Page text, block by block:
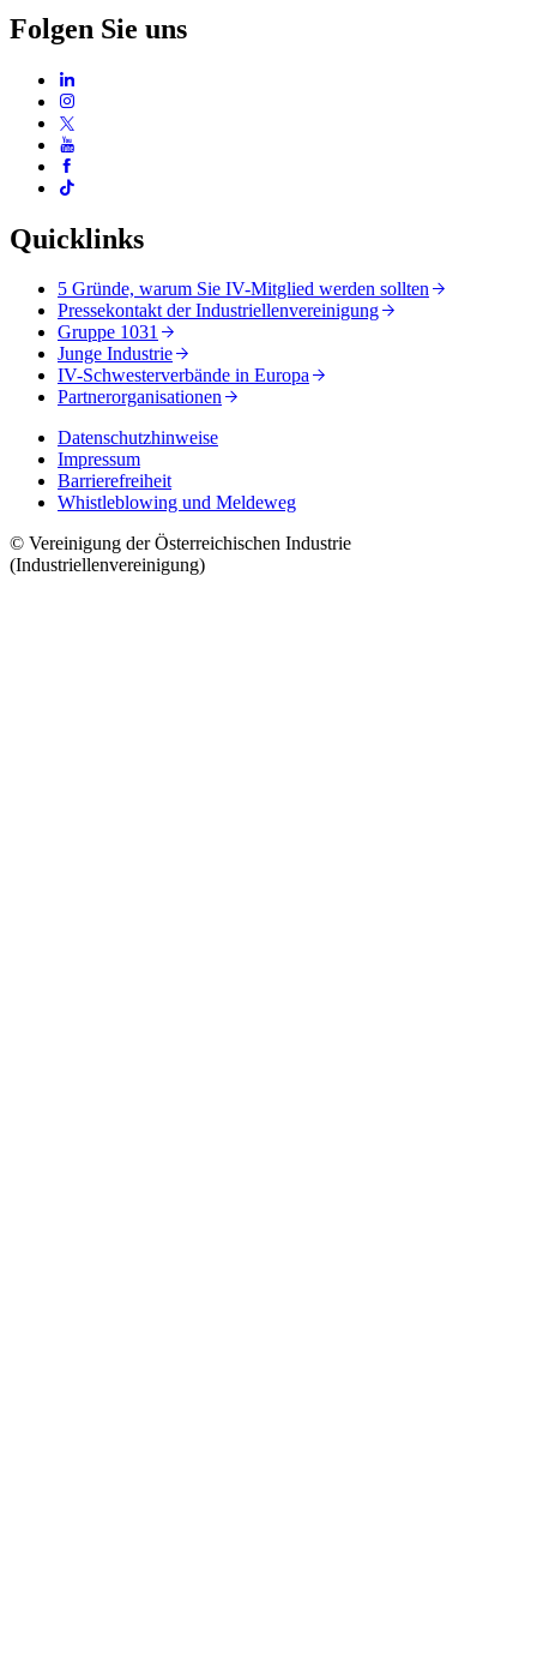
Folgen Sie uns
Quicklinks
5 Gründe, warum Sie IV-Mitglied werden sollten
Pressekontakt der Industriellenvereinigung
Gruppe 1031
Junge Industrie
IV-Schwesterverbände in Europa
Partnerorganisationen
Datenschutzhinweise
Impressum
Barrierefreiheit
Whistleblowing und Meldeweg
© Vereinigung der Österreichischen Industrie
(Industriellenvereinigung)